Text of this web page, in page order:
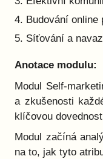
Budování online
Síťování a
Anotace modulu:
Modul Self-
a zkušenosti
klíčovou
Modul začíná
na to, jak tyto